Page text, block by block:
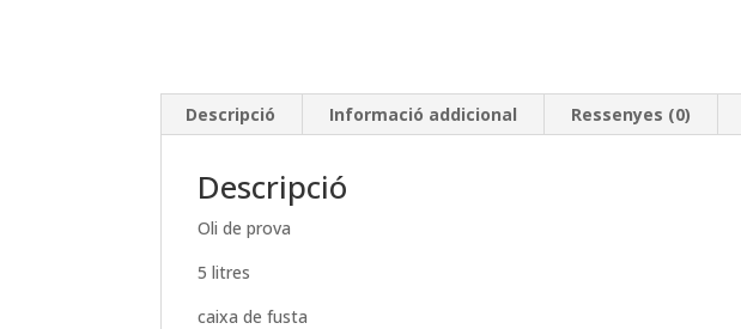
Descripció Informació addicional Ressenyes (0)
Descripció
Oli de prova
5 litres
caixa de fusta